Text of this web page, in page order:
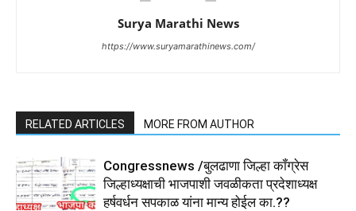
Surya Marathi News
https://www.suryamarathinews.com/
RELATED ARTICLES MORE FROM AUTHOR
Congressnews /बुलढाणा जिल्हा कॉंग्रेस
जिल्हाध्यक्षाची भाजपाशी जवळीकता प्रदेशाध्यक्ष
हर्षवर्धन सपकाळ यांना मान्य होईल का.??